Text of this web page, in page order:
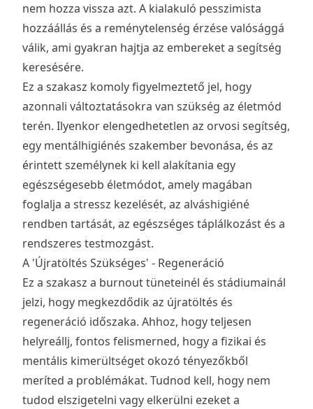
nem hozza vissza azt. A kialakuló pesszimista
hozzáállás és a reménytelenség érzése valósággá
válik, ami gyakran hajtja az embereket a segítség
keresésére.
Ez a szakasz komoly figyelmeztető jel, hogy
azonnali változtatásokra van szükség az életmód
terén. Ilyenkor elengedhetetlen az orvosi segítség,
egy mentálhigiénés szakember bevonása, és az
érintett személynek ki kell alakítania egy
egészségesebb életmódot, amely magában
foglalja a stressz kezelését, az alváshigiéné
rendben tartását, az egészséges táplálkozást és a
rendszeres testmozgást.
A 'Újratöltés Szükséges' - Regeneráció
Ez a szakasz a burnout tüneteinél és stádiumainál
jelzi, hogy megkezdődik az újratöltés és
regeneráció időszaka. Ahhoz, hogy teljesen
helyreállj, fontos felismerned, hogy a fizikai és
mentális kimerültséget okozó tényezőkből
meríted a problémákat. Tudnod kell, hogy nem
tudod elszigetelni vagy elkerülni ezeket a